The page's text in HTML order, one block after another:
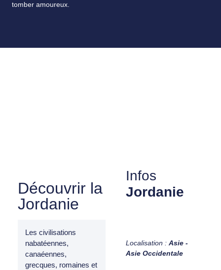
tomber amoureux.
Découvrir la
Jordanie
Les civilisations
nabatéennes,
canaéennes,
grecques, romaines et
Infos
Jordanie
Localisation : Asie -
Asie Occidentale